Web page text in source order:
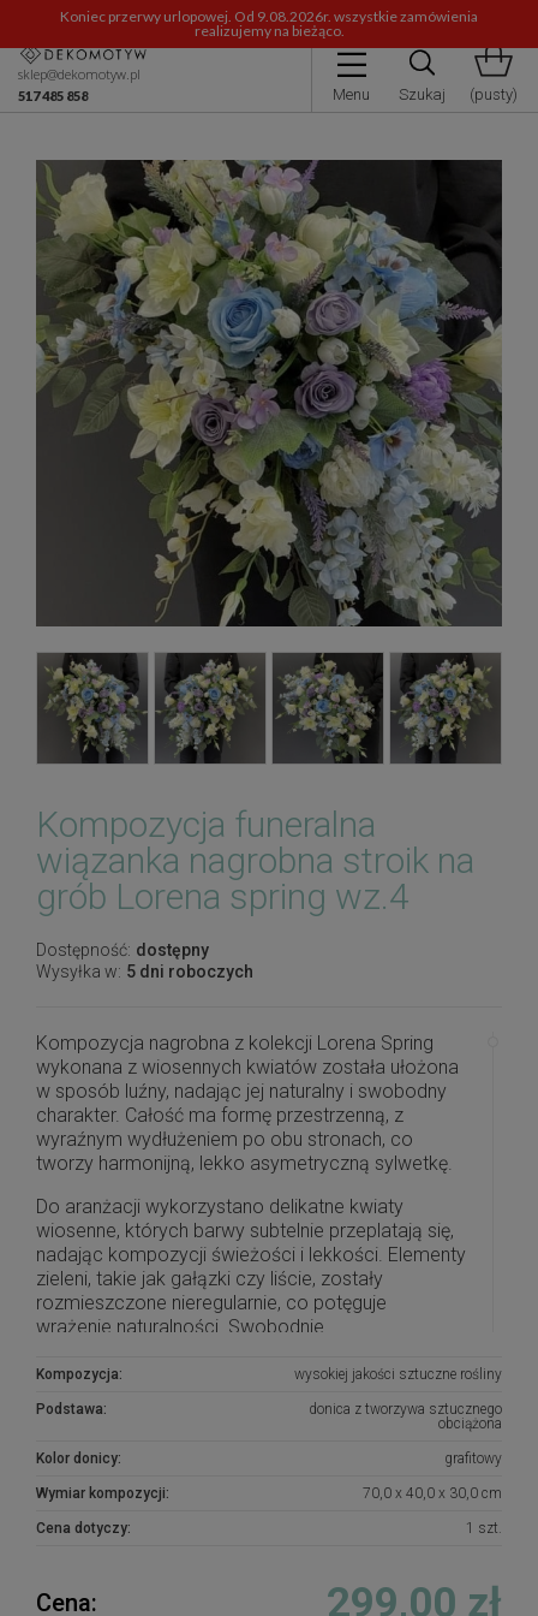
Koniec przerwy urlopowej. Od 9.08.2026r. wszystkie zamówienia
realizujemy na bieżąco.
Menu Szukaj (pusty)
sklep@dekomotyw.pl
517 485 858
Kompozycja funeralna
wiązanka nagrobna stroik na
grób Lorena spring wz.4
Dostępność: dostępny
Wysyłka w: 5 dni roboczych
Kompozycja nagrobna z kolekcji Lorena Spring
wykonana z wiosennych kwiatów została ułożona
w sposób luźny, nadając jej naturalny i swobodny
charakter. Całość ma formę przestrzenną, z
wyraźnym wydłużeniem po obu stronach, co
tworzy harmonijną, lekko asymetryczną sylwetkę.
Do aranżacji wykorzystano delikatne kwiaty
wiosenne, których barwy subtelnie przeplatają się,
nadając kompozycji świeżości i lekkości. Elementy
zieleni, takie jak gałązki czy liście, zostały
rozmieszczone nieregularnie, co potęguje
wrażenie naturalności. Swobodnie
dynamiki, podkreślając jej przestrzenny charakter.
Całość sprawia wrażenie lekkości i elegancji,
tworząc godną i estetyczną dekorację nagrobną.
Piękna i oryginalna dekoracja jest doskonałą
formą wyrażenia pamięci o bliskich. Wyszukana
forma, najwyższej jakości kwiaty i perfekcyjne
zestawienie kolorów sprawiają, że doskonale
Wszystkie kompozycje powstają w naszej
Kompozycja: wysokiej jakości sztuczne rośliny
Podstawa:
donica z tworzywa sztucznego
obciążona
Kolor donicy: grafitowy
Wymiar kompozycji: 70,0 x 40,0 x 30,0 cm
Cena dotyczy: 1 szt.
Cena: 299,00 zł